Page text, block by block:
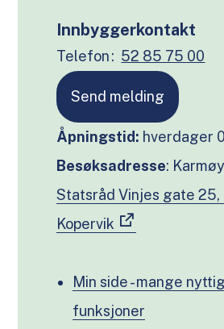
Innbyggerkontakt
Telefon 52 85 75 00
Send melding
Åpningstid: hverdager
Besøksadresse:
Statsråd Vinjes gate
Kopervik
Min side - mange
funksjoner